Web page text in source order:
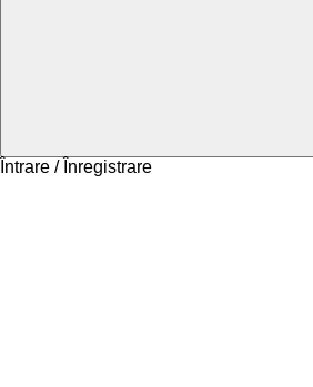
Întrare / Înregistrare